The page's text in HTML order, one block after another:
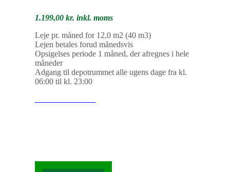
1.199,00 kr. inkl. moms
Leje pr. måned for 12,0 m2 (40 m3)
Lejen betales forud månedsvis
Opsigelses periode 1 måned, der afregnes i hele
måneder
Adgang til depotrummet alle ugens dage fra kl.
06:00 til kl. 23:00